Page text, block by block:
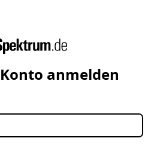
anmelden